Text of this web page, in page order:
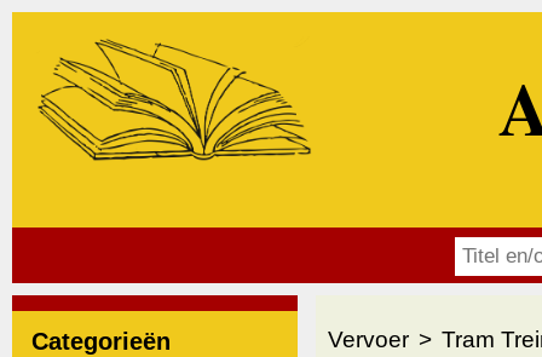
Categorieën Vervoer Tram